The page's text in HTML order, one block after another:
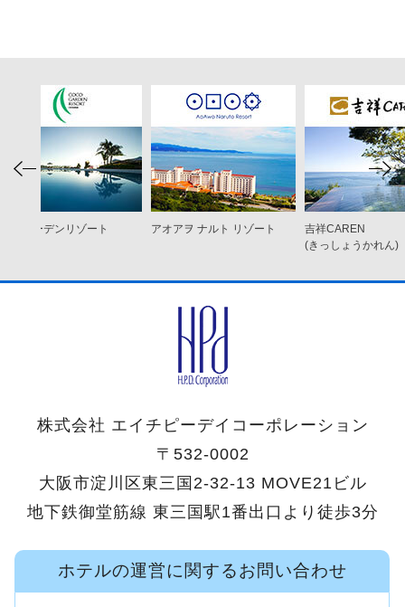
コ ガーデンリゾート
アオアヲ ナルト リゾート
吉祥CAREN
(きっしょうかれん)
株式会社 エイチピーデイコーポレーション
〒532-0002
大阪市淀川区東三国2-32-13 MOVE21ビル
地下鉄御堂筋線 東三国駅1番出口より徒歩3分
ホテルの運営に関するお問い合わせ